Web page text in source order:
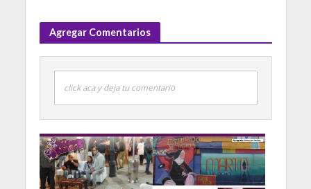
Agregar Comentarios
click aca y deja tu comentario